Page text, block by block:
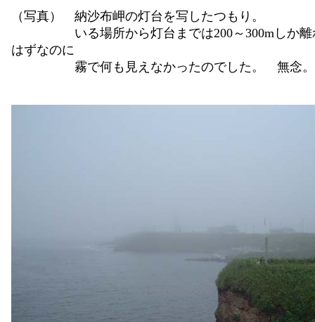
（写真） 納沙布岬の灯台を写したつもり。
いる場所から灯台までは200～300mしか離
はずなのに
霧で何も見えなかったのでした。 無念。